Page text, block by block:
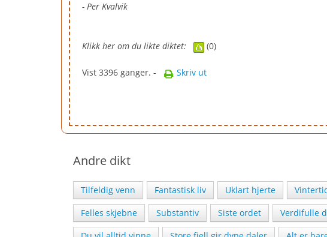
- Per Kvalvik
Klikk her om du likte diktet: (0)
Vist 3396 ganger. - Skriv ut
Andre dikt
Tilfeldig venn Fantastisk liv Uklart hjerte
Felles skjebne
Substantiv Siste ordet Verdifulle